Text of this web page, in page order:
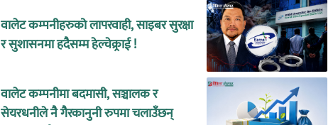
वालेट कम्पनीहरुको लापरवाही, साइबर सुरक्षा
र सुशासनमा हदैसम्म हेल्चेक्र्राई !
वालेट कम्पनीमा बदमासी, सञ्चालक र
सेयरधनीले नै गैरकानुनी रुपमा चलाउँछन्